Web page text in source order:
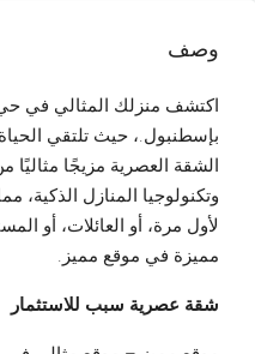
وصف
اكتشف منزلك المثالي في
بإسطنبول.، حيث تلتقي
الشقة العصرية مزيجًا مثاليًا
وتكنولوجيا المنازل الذكية،
لأول مرة، أو العائلات، أو
مميزة في موقع مميز.
شقة عصرية سبب للاستثمار